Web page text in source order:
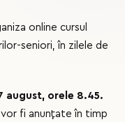
online cursul
seniori, în zilele de
august, orele 8.45.
vor fi anunțate în timp